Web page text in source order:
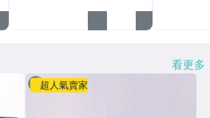
看更多
超人氣賣家